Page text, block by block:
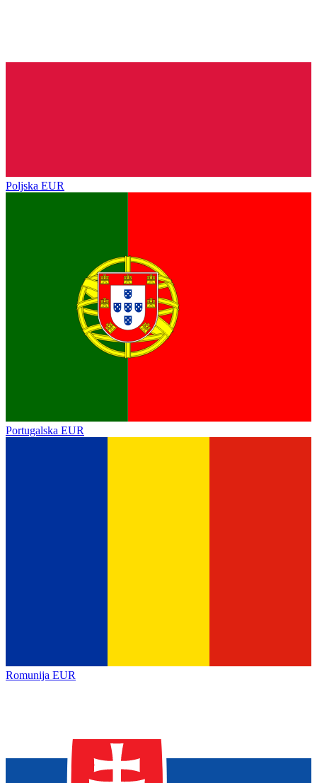
Poljska EUR
Portugalska EUR
Romunija EUR